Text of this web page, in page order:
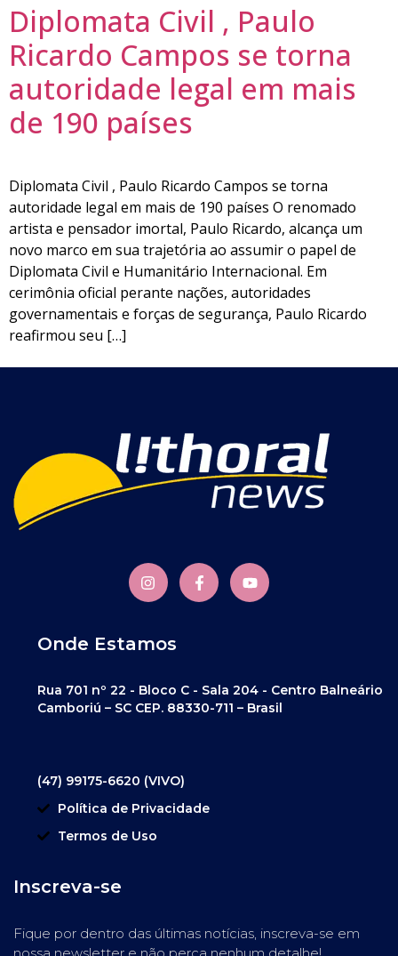
Diplomata Civil , Paulo
Ricardo Campos se torna
autoridade legal em mais
de 190 países
Diplomata Civil , Paulo Ricardo Campos se torna
autoridade legal em mais de 190 países O renomado
artista e pensador imortal, Paulo Ricardo, alcança um
novo marco em sua trajetória ao assumir o papel de
Diplomata Civil e Humanitário Internacional. Em
cerimônia oficial perante nações, autoridades
governamentais e forças de segurança, Paulo Ricardo
reafirmou seu […]
Onde Estamos
Rua 701 nº 22 - Bloco C - Sala 204 - Centro Balneário
Camboriú – SC CEP. 88330-711 – Brasil
(47) 99175-6620 (VIVO)
Política de Privacidade
Termos de Uso
Inscreva-se
Fique por dentro das últimas notícias, inscreva-se em